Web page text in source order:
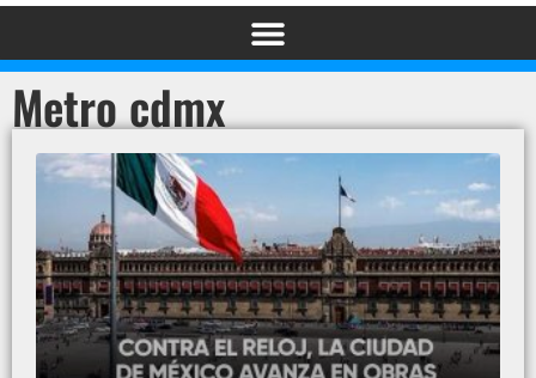
Metro cdmx